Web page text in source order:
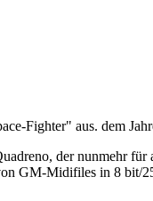
Fighter" aus. dem
der nunmehr
GM-Midifiles in 8 bit/